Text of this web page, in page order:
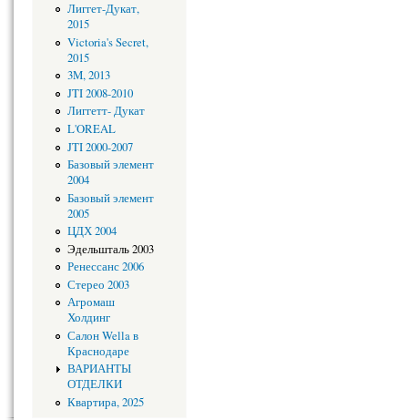
Лиггет-Дукат,
2015
Victoria's Secret,
2015
3M, 2013
JTI 2008-2010
Лиггетт- Дукат
L'OREAL
JTI 2000-2007
Базовый элемент
2004
Базовый элемент
2005
ЦДХ 2004
Эдельшталь 2003
Ренессанс 2006
Стерео 2003
Агромаш
Холдинг
Салон Wella в
Краснодаре
ВАРИАНТЫ
ОТДЕЛКИ
Квартира, 2025